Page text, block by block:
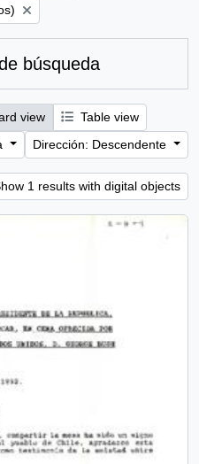
búsqueda
view
Table view
Dirección: Descendente
1 results with digital objects